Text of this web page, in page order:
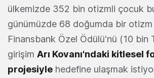
ülkemizde 352 bin otizmli çocuk
günümüzde 68 doğumda bir
Finansbank Özel Ödülü'nü (10 bin
girişim Arı Kovanı'ndaki kitlesel
projesiyle hedefine ulaşmak